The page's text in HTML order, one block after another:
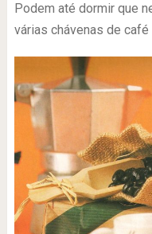
Podem até dormir que
várias chávenas de